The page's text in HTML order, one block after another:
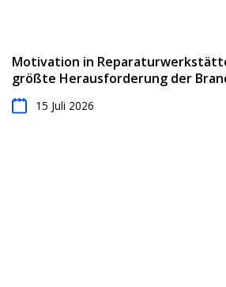
Motivation in
größte Herausforderung der
15 Juli 2026